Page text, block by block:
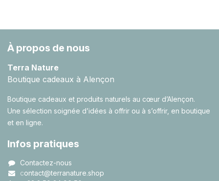
À propos de nous
Terra Nature
Boutique cadeaux à Alençon
Boutique cadeaux et produits naturels au cœur d’Alençon.
Une sélection soignée d’idées à offrir ou à s’offrir, en boutique
et en ligne.
Infos pratiques
Contactez-nous
contact@terranature.shop